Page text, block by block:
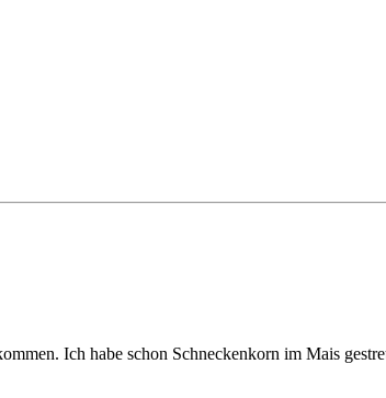
Ich habe schon Schneckenkorn im Mais